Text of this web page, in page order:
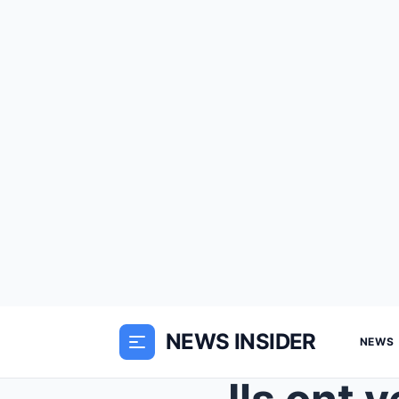
NEWS INSIDER NEWS